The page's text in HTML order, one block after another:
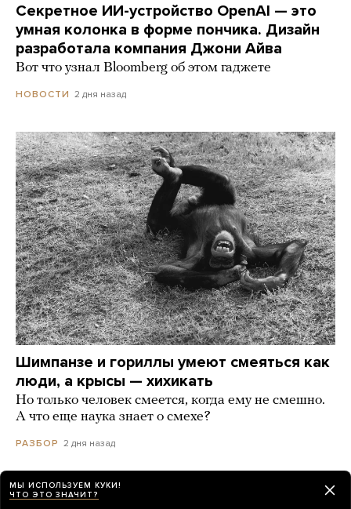
Секретное ИИ-устройство OpenAI — это
умная колонка в форме пончика. Дизайн
разработала компания Джони Айва
Вот что узнал Bloomberg об этом гаджете
НОВОСТИ 2 дня назад
Шимпанзе и гориллы умеют смеяться как
люди, а крысы — хихикать
Но только человек смеется, когда ему не смешно.
А что еще наука знает о смехе?
РАЗБОР 2 дня назад
МЫ ИСПОЛЬЗУЕМ КУКИ!
ЧТО ЭТО ЗНАЧИТ?